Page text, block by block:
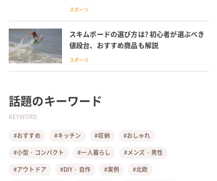
スポーツ
スキムボードの選び方は? 初心者が選ぶべき
値段台、おすすめ商品も解説
スポーツ
話題のキーワード
KEYWORD
#おすすめ #キッチン #収納
#おしゃれ
#小型・コンパクト
#一人暮らし
#メンズ・男性
#アウトドア
#DIY・自作 #実例
#北欧